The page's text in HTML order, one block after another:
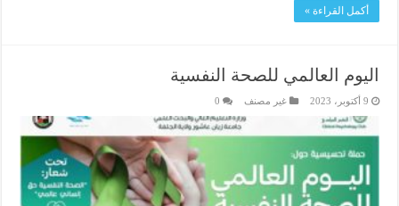
أكمل القراءة »
اليوم العالمي للصحة النفسية
9 أكتوبر، 2023 غير مصنف 0